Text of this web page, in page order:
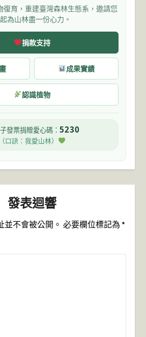
復育，重建臺灣森林生態系，邀請您
為山林盡一份心力。
捐款支持
成果實績
認識植物
發票捐贈愛心碼： 5230
（口訣：我愛山林）
發表迴響
並不會被公開。 必要欄位標記為 *